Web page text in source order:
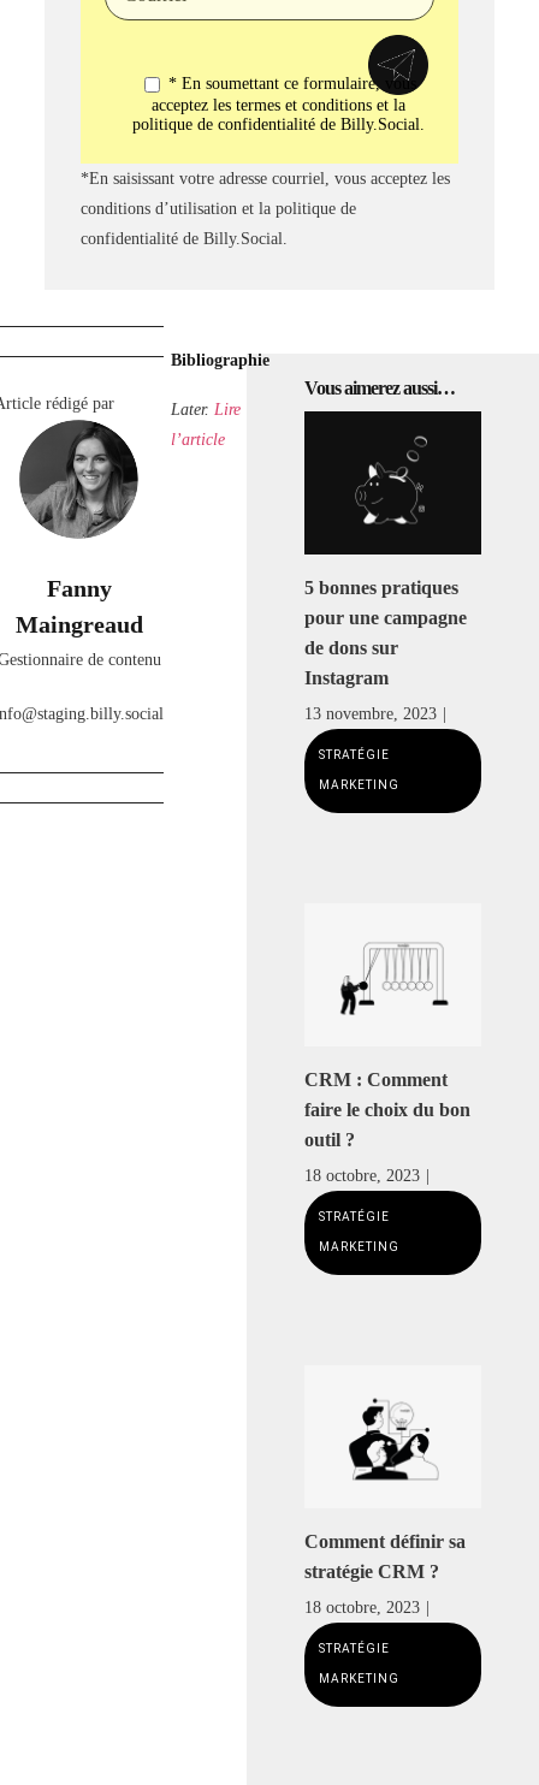
* En soumettant ce formulaire, vous
acceptez les termes et conditions et la
politique de confidentialité de Billy.Social.
*En saisissant votre adresse courriel, vous acceptez les
conditions d’utilisation et la politique de
confidentialité de Billy.Social.
rédigé par
Fanny
Maingreaud
de contenu
Bibliographie
Later.Lire
l’article
Vous aimerez aussi…
5 bonnes pratiques
pour une campagne
de dons sur
Instagram
CRM : Comment
faire le choix du bon
outil ?
Comment définir sa
stratégie CRM ?